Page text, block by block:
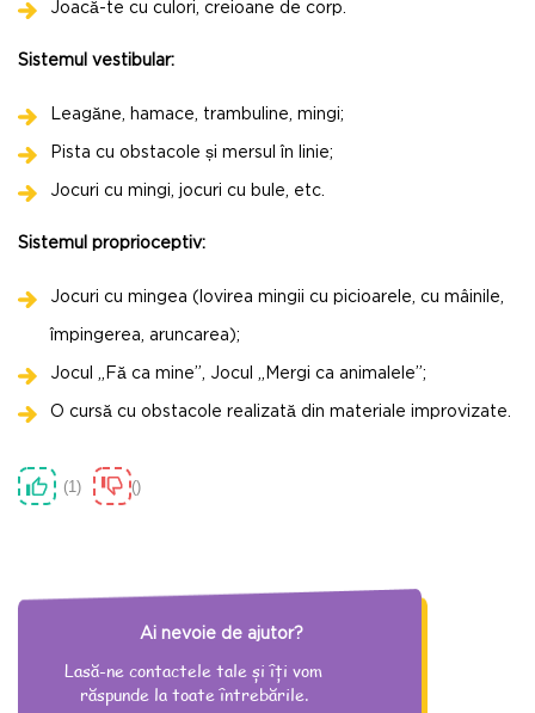
Joacă-te cu culori, creioane de corp.
Sistemul vestibular:
Leagăne, hamace, trambuline, mingi;
Pista cu obstacole și mersul în linie;
Jocuri cu mingi, jocuri cu bule, etc.
Sistemul proprioceptiv:
Jocuri cu mingea (lovirea mingii cu picioarele, cu mâinile,
împingerea, aruncarea);
Jocul „Fă ca mine”, Jocul „Mergi ca animalele”;
O cursă cu obstacole realizată din materiale improvizate.
1
Ai nevoie de ajutor?
Lasă-ne contactele tale și îți vom
răspunde la toate întrebările.